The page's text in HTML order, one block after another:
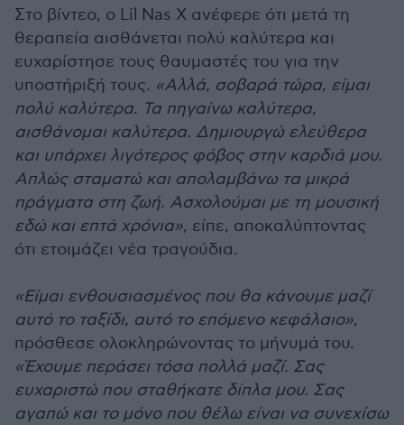
Στο βίντεο, ο Lil Nas X ανέφερε ότι μετά τη
θεραπεία αισθάνεται πολύ καλύτερα και
ευχαρίστησε τους θαυμαστές του για την
υποστήριξή τους. «Αλλά, σοβαρά τώρα, είμαι
πολύ καλύτερα. Τα πηγαίνω καλύτερα,
αισθάνομαι καλύτερα. Δημιουργώ ελεύθερα
και υπάρχει λιγότερος φόβος στην καρδιά μου.
Απλώς σταματώ και απολαμβάνω τα μικρά
πράγματα στη ζωή. Ασχολούμαι με τη μουσική
εδώ και επτά χρόνια», είπε, αποκαλύπτοντας
ότι ετοιμάζει νέα τραγούδια.
«Είμαι ενθουσιασμένος που θα κάνουμε μαζί
αυτό το ταξίδι, αυτό το επόμενο κεφάλαιο»,
πρόσθεσε ολοκληρώνοντας το μήνυμά του.
«Έχουμε περάσει τόσα πολλά μαζί. Σας
ευχαριστώ που σταθήκατε δίπλα μου. Σας
αγαπώ και το μόνο που θέλω είναι να συνεχίσω